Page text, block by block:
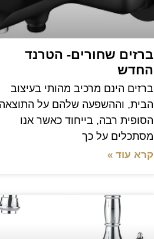
ברזים שחורים- הטרנד
החדש
ברזים הינם מרכיב מהותי בעיצוב
הבית, וההשפעה שלהם על התוצאה
הסופית רבה, בייחוד כאשר אנו
מסתכלים על כך
קרא עוד »